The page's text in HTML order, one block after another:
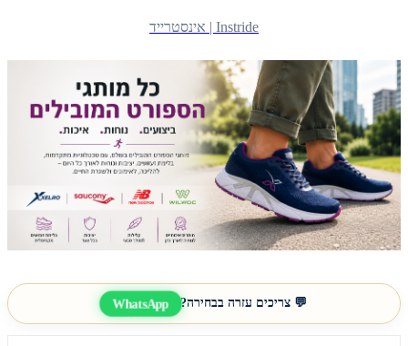
Instride | אינסטרייד
💬 צריכים עזרה בבחירה? WhatsApp